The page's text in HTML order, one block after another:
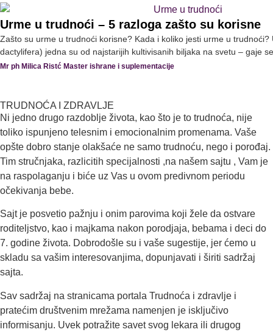
Urme u trudnoći – 5 razloga zašto su korisne
Zašto su urme u trudnoći korisne? Kada i koliko jesti urme u trudnoći?
dactylifera) jedna su od najstarijih kultivisanih biljaka na svetu – gaje
Mr ph Milica Ristć Master ishrane i suplementacije
TRUDNOĆA I ZDRAVLJE
Ni jedno drugo razdoblje života, kao što je to trudnoća, nije
toliko ispunjeno telesnim i emocionalnim promenama. Vaše
opšte dobro stanje olakšaće ne samo trudnoću, nego i porođaj.
Tim stručnjaka, razlicitih specijalnosti ,na našem sajtu , Vam je
na raspolaganju i biće uz Vas u ovom predivnom periodu
očekivanja bebe.
Sajt je posvetio pažnju i onim parovima koji žele da ostvare
roditeljstvo, kao i majkama nakon porodjaja, bebama i deci do
7. godine života. Dobrodošle su i vaše sugestije, jer ćemo u
skladu sa vašim interesovanjima, dopunjavati i širiti sadržaj
sajta.
Sav sadržaj na stranicama portala Trudnoća i zdravlje i
pratećim društvenim mrežama namenjen je isključivo
informisanju. Uvek potražite savet svog lekara ili drugog